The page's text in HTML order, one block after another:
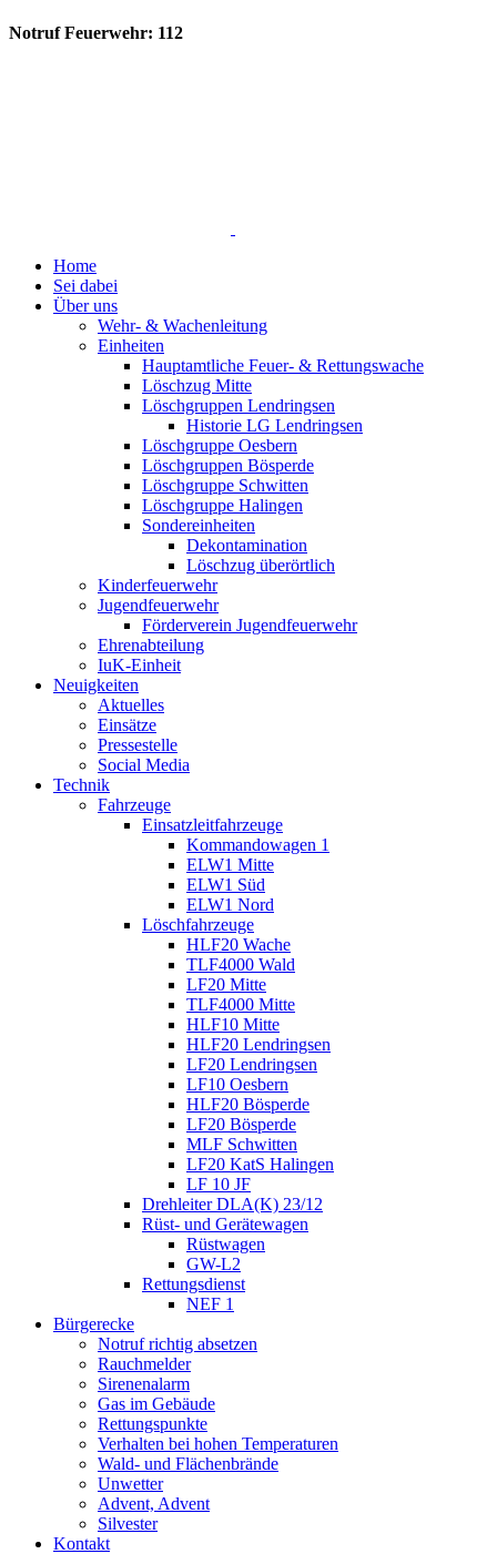
Notruf Feuerwehr: 112
Home
Sei dabei
Über uns
Wehr- & Wachenleitung
Einheiten
Hauptamtliche Feuer- & Rettungswache
Löschzug Mitte
Löschgruppen Lendringsen
Historie LG Lendringsen
Löschgruppe Oesbern
Löschgruppen Bösperde
Löschgruppe Schwitten
Löschgruppe Halingen
Sondereinheiten
Dekontamination
Löschzug überörtlich
Kinderfeuerwehr
Jugendfeuerwehr
Förderverein Jugendfeuerwehr
Ehrenabteilung
IuK-Einheit
Neuigkeiten
Aktuelles
Einsätze
Pressestelle
Social Media
Technik
Fahrzeuge
Einsatzleitfahrzeuge
Kommandowagen 1
ELW1 Mitte
ELW1 Süd
ELW1 Nord
Löschfahrzeuge
HLF20 Wache
TLF4000 Wald
LF20 Mitte
TLF4000 Mitte
HLF10 Mitte
HLF20 Lendringsen
LF20 Lendringsen
LF10 Oesbern
HLF20 Bösperde
LF20 Bösperde
MLF Schwitten
LF20 KatS Halingen
LF 10 JF
Drehleiter DLA(K) 23/12
Rüst- und Gerätewagen
Rüstwagen
GW-L2
Rettungsdienst
NEF 1
Bürgerecke
Notruf richtig absetzen
Rauchmelder
Sirenenalarm
Gas im Gebäude
Rettungspunkte
Verhalten bei hohen Temperaturen
Wald- und Flächenbrände
Unwetter
Advent, Advent
Silvester
Kontakt